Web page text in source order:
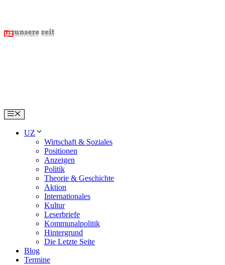
content
Menu
UZ
Wirtschaft & Soziales
Positionen
Anzeigen
Politik
Theorie & Geschichte
Aktion
Internationales
Kultur
Leserbriefe
Kommunalpolitik
Hintergrund
Die Letzte Seite
Blog
Termine